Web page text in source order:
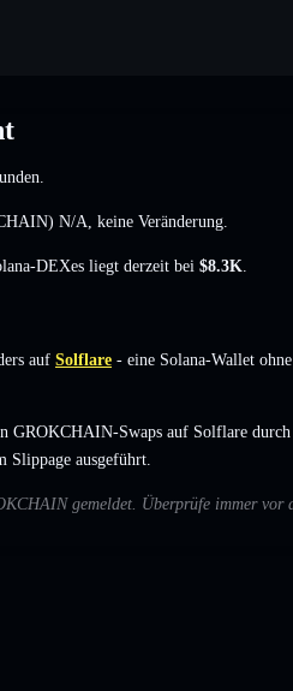
N/A keine Veränderung
DEXes liegt derzeit bei $8.3K
auf Solflare - eine Solana-Wallet ohne
GROKCHAIN-Swaps auf Solflare durch
ausgeführt.
gemeldet. Überprüfe immer vor